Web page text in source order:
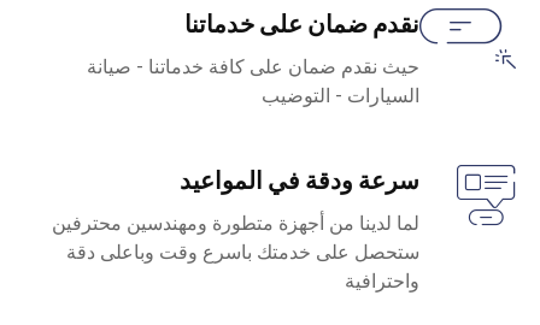
نقدم ضمان على خدماتنا
حيث نقدم ضمان على كافة خدماتنا - صيانة
السيارات - التوضيب
سرعة ودقة في المواعيد
لما لدينا من أجهزة متطورة ومهندسين محترفين
ستحصل على خدمتك باسرع وقت وباعلى دقة
واحترافية